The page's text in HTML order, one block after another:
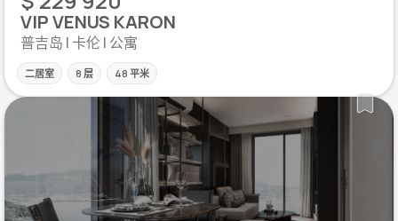
VIP VENUS KARON
普吉岛 | 卡伦 | 公寓
二居室 8 层 48 平米